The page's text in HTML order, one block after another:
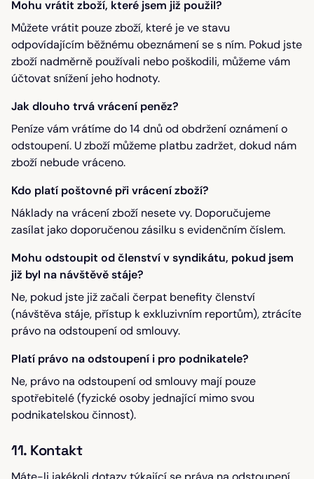
Mohu vrátit zboží, které jsem již použil?
Můžete vrátit pouze zboží, které je ve stavu
odpovídajícím běžnému obeznámení se s ním. Pokud jste
zboží nadměrně používali nebo poškodili, můžeme vám
účtovat snížení jeho hodnoty.
Jak dlouho trvá vrácení peněz?
Peníze vám vrátíme do 14 dnů od obdržení oznámení o
odstoupení. U zboží můžeme platbu zadržet, dokud nám
zboží nebude vráceno.
Kdo platí poštovné při vrácení zboží?
Náklady na vrácení zboží nesete vy. Doporučujeme
zasílat jako doporučenou zásilku s evidenčním číslem.
Mohu odstoupit od členství v syndikátu, pokud jsem
již byl na návštěvě stáje?
Ne, pokud jste již začali čerpat benefity členství
(návštěva stáje, přístup k exkluzivním reportům), ztrácíte
právo na odstoupení od smlouvy.
Platí právo na odstoupení i pro podnikatele?
Ne, právo na odstoupení od smlouvy mají pouze
spotřebitelé (fyzické osoby jednající mimo svou
podnikatelskou činnost).
11. Kontakt